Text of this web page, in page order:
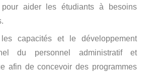
aider les étudiants à besoins
les capacités et le développement
du personnel administratif et
afin de concevoir des programmes